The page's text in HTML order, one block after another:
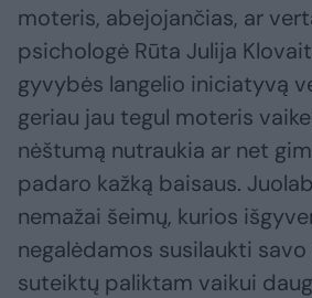
moteris, abejojančias, ar
psichologė Rūta Julija
gyvybės langelio iniciatyvą
geriau jau tegul moteris
nėštumą nutraukia ar net
padaro kažką baisaus.
nemažai šeimų, kurios
negalėdamos susilaukti
suteiktų paliktam vaikui